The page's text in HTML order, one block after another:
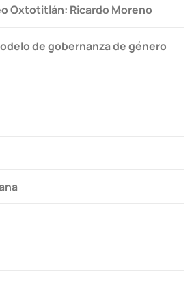
Oxtotitlán: Ricardo Moreno
de gobernanza de género